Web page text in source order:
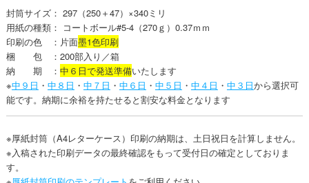
封筒サイズ： 297（250＋47）×340ミリ
用紙の種類： コートボール#5-4（270ｇ）0.37ｍｍ
印刷の色 ：片面墨1色印刷
梱 包 ：200部入り／箱
納 期 ： 中６日で発送準備いたします
※中９日 ・ 中８日 ・ 中７日 ・ 中６日 ・ 中５日 ・ 中４日 ・ 中３日から選択可
能です。納期に余裕を持たせると割安な料金となります
※厚紙封筒（A4レターケース）印刷の納期は、土日祝日を計算しません。
※入稿された印刷データの最終確認をもって受付日の確定としておりま
す。